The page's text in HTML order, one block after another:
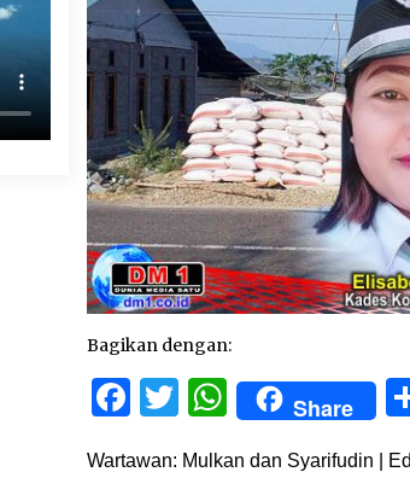
Bagikan dengan:
Facebook
TwitterShare
Wartawan: Mulkan dan Syarifudin |